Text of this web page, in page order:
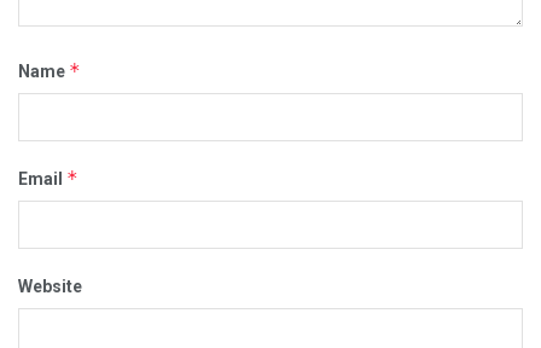
Name *
Email *
Website